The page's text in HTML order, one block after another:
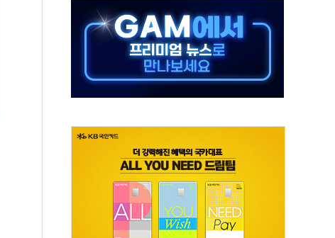
·가축 피해 최소화 '총력 대응'
입에도 박스권…美 암호화폐 법안 처리 여부도 변수
위 '62일째'..."대부분 여기서 상주"
온열질환자 2665명·사망 23명
종목에 코스피 '휘청'
도미사일 발사
3대·건물 1동 전소